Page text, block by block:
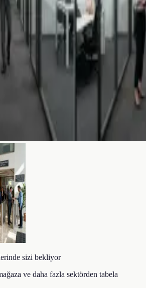
sizi bekliyor
ve daha fazla sektörden tabela